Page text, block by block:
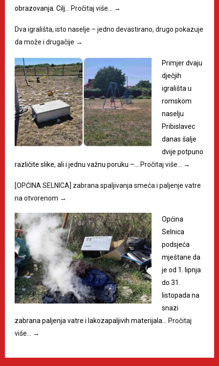
obrazovanja. Cilj…
Pročitaj više… →
Dva igrališta, isto naselje – jedno devastirano, drugo pokazuje
da može i drugačije →
Primjer dvaju
dječjih
igrališta u
romskom
naselju
Pribislavec
danas šalje
dvije potpuno
različite slike, ali i jednu važnu poruku –…
Pročitaj više… →
[OPĆINA SELNICA] zabrana spaljivanja smeća i paljenje vatre
na otvorenom →
Općina
Selnica
podsjeća
mještane da
je od 1. lipnja
do 31.
listopada na
snazi
zabrana paljenja vatre i lakozapaljivih materijala…
Pročitaj
više…
→